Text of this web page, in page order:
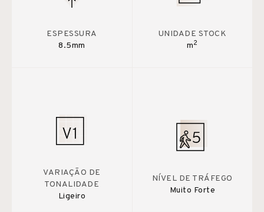
ESPESSURA
8.5mm
UNIDADE STOCK
m2
VARIAÇÃO DE
TONALIDADE
Ligeiro
NÍVEL DE TRÁFEGO
Muito Forte